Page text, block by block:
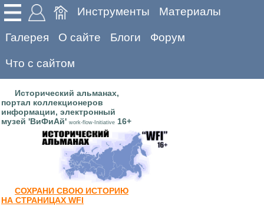
Инструменты Материалы
Галерея О сайте Блоги Форум
Что с сайтом
Исторический альманах,
портал коллекционеров
информации, электронный
музей 'ВиФиАй' work-flow-Initiative 16+
СОХРАНИ СВОЮ ИСТОРИЮ
НА СТРАНИЦАХ WFI